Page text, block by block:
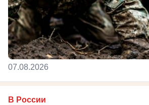
07.08.2026
В России